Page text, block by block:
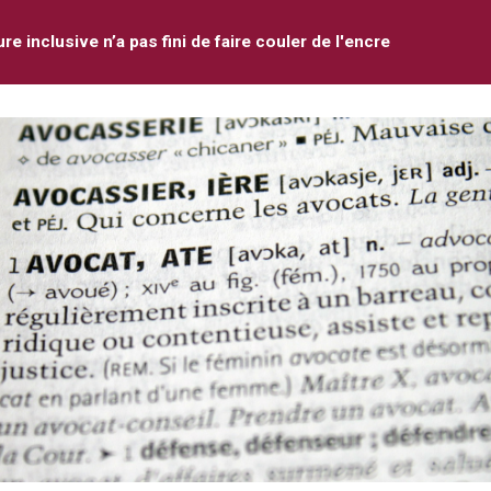
inclusive n’a pas fini de faire couler de l'encre